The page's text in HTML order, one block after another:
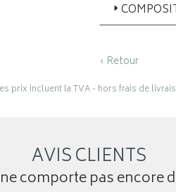
‹ Retour
prix incluent la TVA - hors frais de
AVIS CLIENTS
comporte pas encore